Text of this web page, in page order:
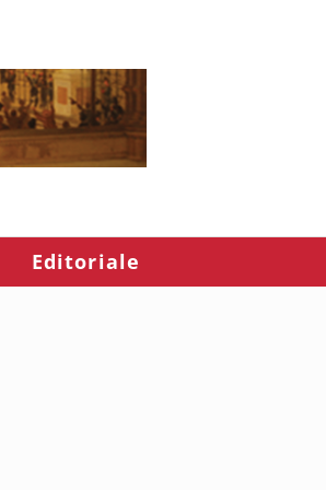
Editoriale